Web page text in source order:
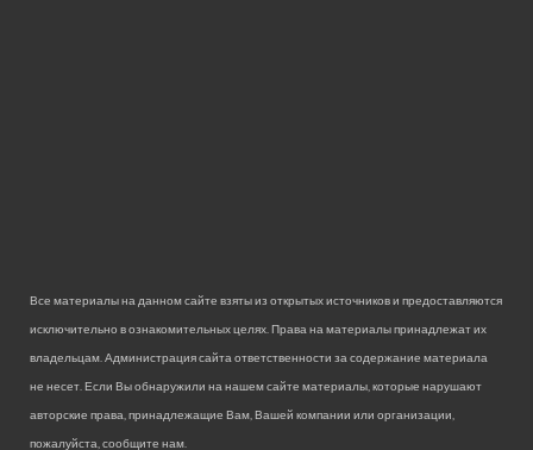
Все материалы на данном сайте взяты из открытых источников и предоставляются
исключительно в ознакомительных целях. Права на материалы принадлежат их
владельцам. Администрация сайта ответственности за содержание материала
не несет. Если Вы обнаружили на нашем сайте материалы, которые нарушают
авторские права, принадлежащие Вам, Вашей компании или организации,
пожалуйста, сообщите нам.